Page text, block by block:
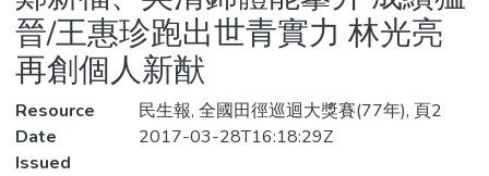
晉/王惠珍跑出世青實力 林光亮
再創個人新猷
Resource
民生報, 全國田徑巡迴大獎賽(77年), 頁2
Date
Issued
2017-03-28T16:18:29Z